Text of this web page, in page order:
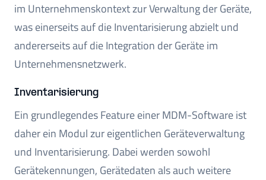
im Unternehmenskontext zur Verwaltung der Geräte,
was einerseits auf die Inventarisierung abzielt und
andererseits auf die Integration der Geräte im
Unternehmensnetzwerk.
Inventarisierung
Ein grundlegendes Feature einer MDM-Software ist
daher ein Modul zur eigentlichen Geräteverwaltung
und Inventarisierung. Dabei werden sowohl
Gerätekennungen, Gerätedaten als auch weitere